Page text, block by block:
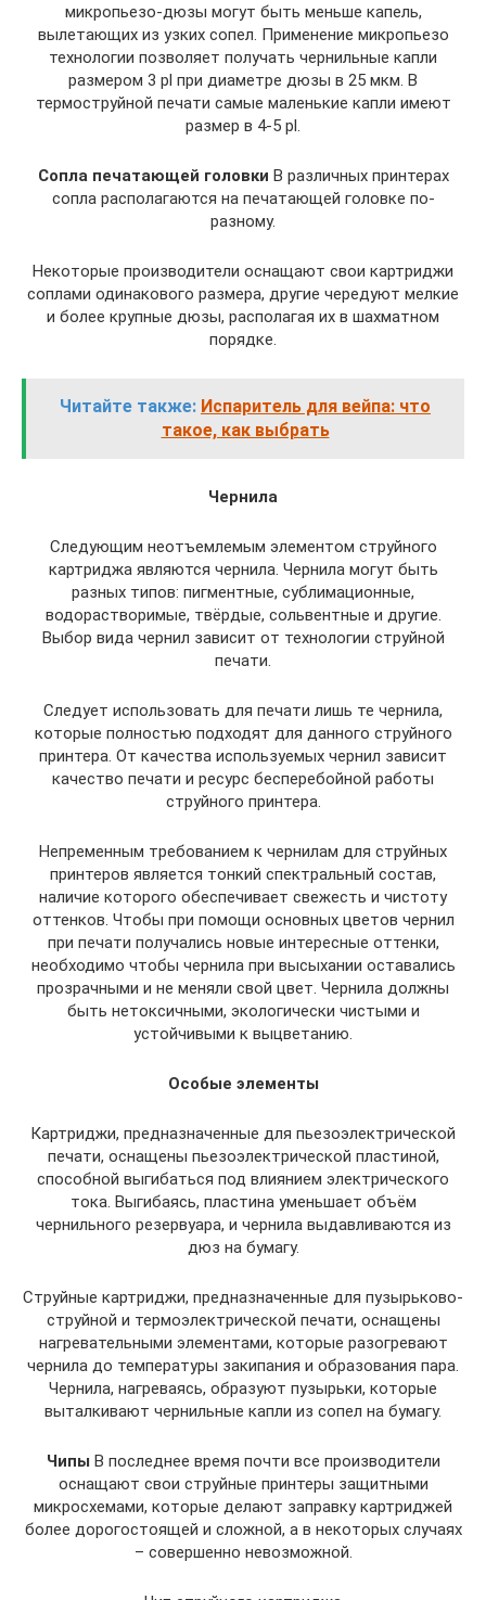
микропьезо-дюзы могут быть меньше капель,
вылетающих из узких сопел. Применение микропьезо
технологии позволяет получать чернильные капли
размером 3 pl при диаметре дюзы в 25 мкм. В
термоструйной печати самые маленькие капли имеют
размер в 4-5 pl.
Сопла печатающей головки В различных принтерах
сопла располагаются на печатающей головке по-
разному.
Некоторые производители оснащают свои картриджи
соплами одинакового размера, другие чередуют мелкие
и более крупные дюзы, располагая их в шахматном
порядке.
Читайте также: Испаритель для вейпа: что
такое, как выбрать
Чернила
Следующим неотъемлемым элементом струйного
картриджа являются чернила. Чернила могут быть
разных типов: пигментные, сублимационные,
водорастворимые, твёрдые, сольвентные и другие.
Выбор вида чернил зависит от технологии струйной
печати.
Следует использовать для печати лишь те чернила,
которые полностью подходят для данного струйного
принтера. От качества используемых чернил зависит
качество печати и ресурс бесперебойной работы
струйного принтера.
Непременным требованием к чернилам для струйных
принтеров является тонкий спектральный состав,
наличие которого обеспечивает свежесть и чистоту
оттенков. Чтобы при помощи основных цветов чернил
при печати получались новые интересные оттенки,
необходимо чтобы чернила при высыхании оставались
прозрачными и не меняли свой цвет. Чернила должны
быть нетоксичными, экологически чистыми и
устойчивыми к выцветанию.
Особые элементы
Картриджи, предназначенные для пьезоэлектрической
печати, оснащены пьезоэлектрической пластиной,
способной выгибаться под влиянием электрического
тока. Выгибаясь, пластина уменьшает объём
чернильного резервуара, и чернила выдавливаются из
дюз на бумагу.
Струйные картриджи, предназначенные для пузырьково-
струйной и термоэлектрической печати, оснащены
нагревательными элементами, которые разогревают
чернила до температуры закипания и образования пара.
Чернила, нагреваясь, образуют пузырьки, которые
выталкивают чернильные капли из сопел на бумагу.
Чипы В последнее время почти все производители
оснащают свои струйные принтеры защитными
микросхемами, которые делают заправку картриджей
более дорогостоящей и сложной, а в некоторых случаях
– совершенно невозможной.